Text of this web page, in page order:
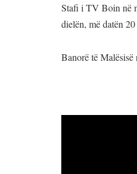
Stafi i TV Boin në
dielën, më datën
Banorë të